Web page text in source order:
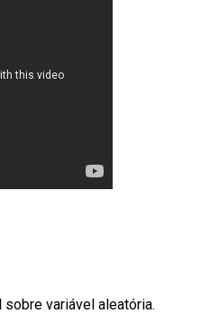
variável aleatória.